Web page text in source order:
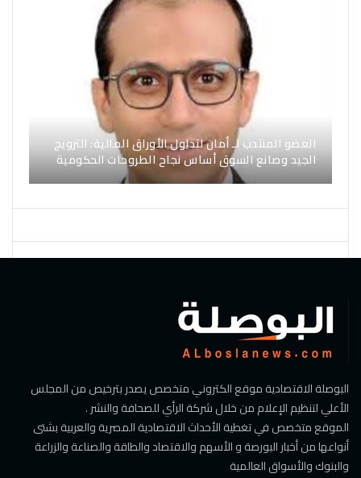
العضو المنتدب لـ أمان لتداول الأوراق المالية: الترويج
الجيد وصانع السوق أساس نجاح الطروحات الحكومية
البوصلة الاقتصادية موقع الكتروني متخصص يصدر بترخيص من المجلس
الأعلي لتنظيم الإعلام من خلال شركة الرأي للصحافة والنشر .
الموقع متخصص في تغطية الأحداث الاقتصادية المصرية والعربية بشتى
أنواعها من أخبار البورصة و الأسهم والاقتصاد والطاقة والصناعة والزراعة
والبنوك والأسواق العالمية